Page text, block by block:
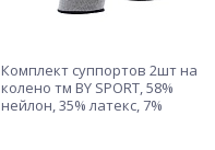
Комплект суппортов 2шт на
колено тм BY SPORT, 58%
нейлон, 35% латекс, 7%